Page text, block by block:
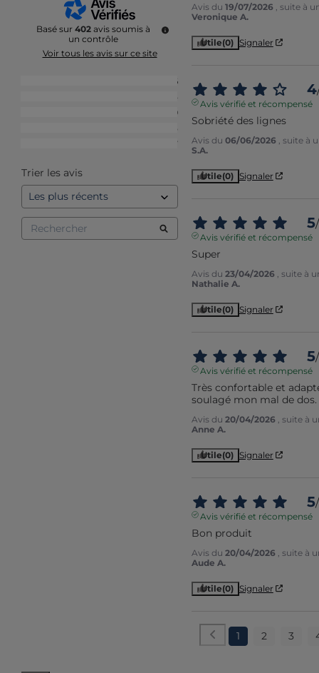
Basé sur 402 avis soumis à
un contrôle
Voir tous les avis sur ce site
266
105
19
5
7
Trier les avis
Avis du 19/07/2026
, suite à
Veronique A.
Utile(0) Signaler
4
Avis vérifié et récompensé
Sobriété des lignes
Avis du 06/06/2026
, suite à
S.A.
Utile(0) Signaler
5/
Avis vérifié et récompensé
Super
Avis du 23/04/2026
, suite à
Nathalie A.
Utile(0) Signaler
5/
Avis vérifié et récompensé
Très confortable et
soulagé mon mal de dos.
Avis du 20/04/2026
, suite à
Anne A.
Utile(0) Signaler
5/
Avis vérifié et récompensé
Bon produit
Avis du 20/04/2026
, suite à
Aude A.
Utile(0) Signaler
1 2 3